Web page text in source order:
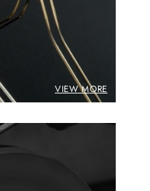
VIEW MORE